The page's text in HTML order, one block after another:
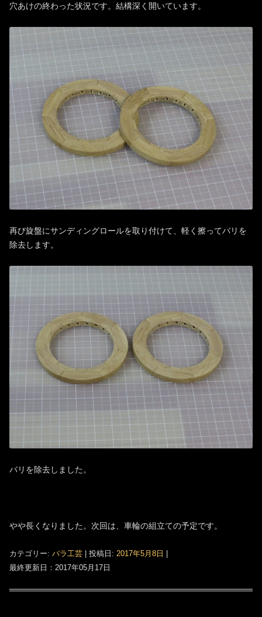
穴あけの終わった状況です。結構深く開いています。
再び旋盤にサンディングロールを取り付けて、軽く擦ってバリを
除去します。
バリを除去しました。
やや長くなりました。次回は、車輪の組立ての予定です。
カテゴリー: バラ工芸 | 投稿日: 2017年5月8日
最終更新日：2017年05月17日